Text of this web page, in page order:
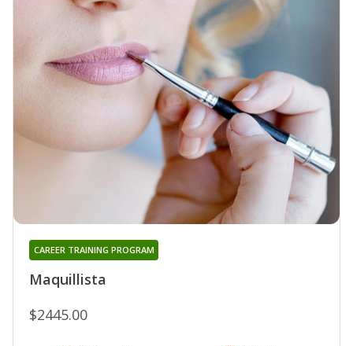
Maquillista
CAREER TRAINING PROGRAM
$2445.00